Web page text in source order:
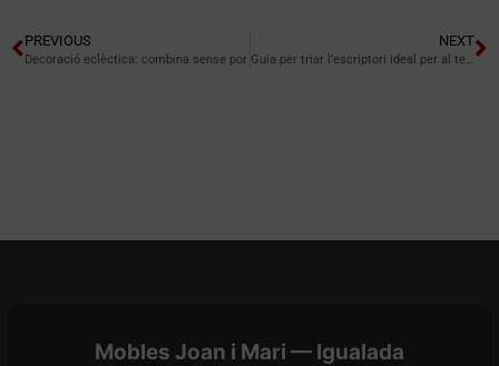
PREVIOUS
Decoració eclèctica: combina sense por
NEXT
Guia per triar l’escriptori ideal per al teletreball
Mobles Joan i Mari — Igualada